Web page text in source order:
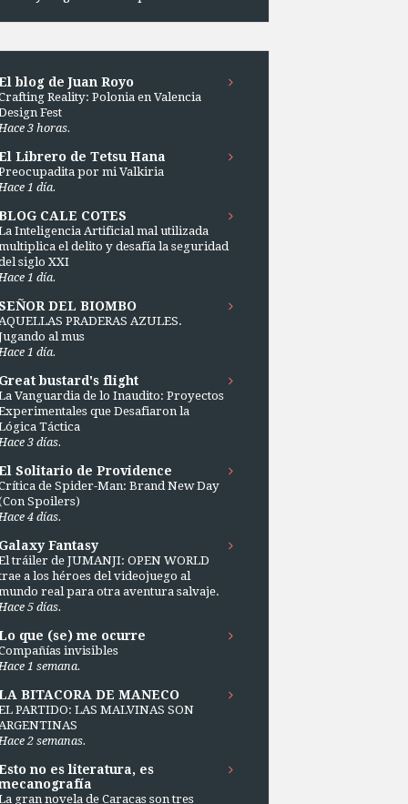
blog de Juan Royo
Reality: Polonia en Valencia
Fest
3 horas.
Librero de Tetsu Hana
por mi Valkiria
1 día.
CALE COTES
Inteligencia Artificial mal utilizada
el delito y desafía la seguridad
siglo XXI
1 día.
DEL BIOMBO
PRADERAS AZULES.
al mus
1 día.
bustard's flight
Vanguardia de lo Inaudito: Proyectos
que Desafiaron la
Táctica
3 días.
Solitario de Providence
de Spider-Man: Brand New Day
Spoilers)
4 días.
Fantasy
tráiler de JUMANJI: OPEN WORLD
a los héroes del videojuego al
real para otra aventura salvaje.
5 días.
que (se) me ocurre
invisibles
1 semana.
BITACORA DE MANECO
PARTIDO: LAS MALVINAS SON
2 semanas.
no es literatura, es
gran novela de Caracas son tres